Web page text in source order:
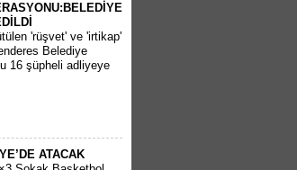
'rüşvet' ve 'irtikap'
Belediye
16 şüpheli adliyeye
ATACAK